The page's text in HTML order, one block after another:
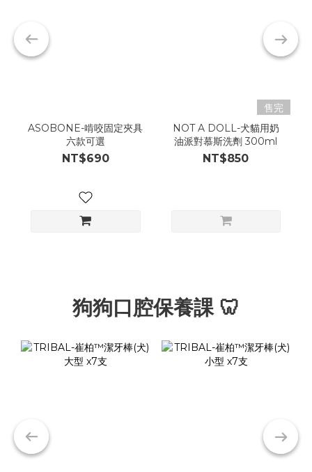
ASOBONE-啃咬固定夾具
六款可選
NT$690
售完
NOT A DOLL-犬貓用奶
油派對慕斯洗劑 300ml
NT$850
狗狗口腔保養課 🦷